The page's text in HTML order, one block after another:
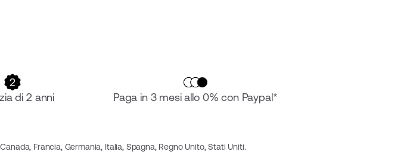
di 2 anni Paga in 3 mesi allo 0% con Paypal*
Francia, Germania, Italia, Spagna, Regno Unito, Stati Uniti.